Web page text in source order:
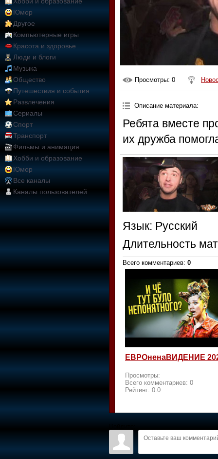
Юмор
Другое
Компьютерные игры
Красота и здоровье
Люди и блоги
Музыка
Общество
Путешествия и события
Развлечения
Сериалы
Спорт
Транспорт
Фильмы и анимация
Хобби и образование
Юмор
Все каналы
Каналы пользователей
Просмотры: 0
Описание материала:
Ребята вместе
их дружба
Язык: Русский
Длительность
Всего комментариев: 0
ЕВРОненаВИДЕНИЕ
Просмотры:
Всего комментариев: 0
Рейтинг: 0.0
Войдите: